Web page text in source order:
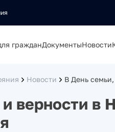
гражданДокументыНовости
Новости В День
верности в